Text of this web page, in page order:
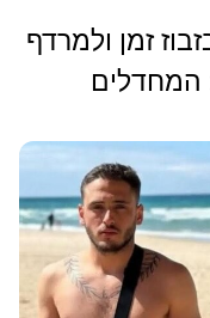
זמן ולמרדף
המחדלים